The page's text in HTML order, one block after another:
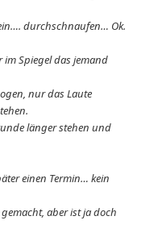
durchschnaufen… Ok.
im Spiegel das jemand
nur das Laute
länger stehen und
einen Termin… kein
aber ist ja doch